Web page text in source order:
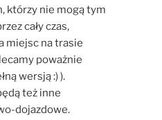
którzy nie mogą tym
cały czas,
miejsc na trasie
poważnie
wersją :‌) ).
też inne
dojazdowe.